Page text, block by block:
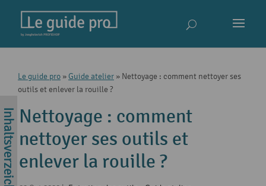
Le guide pro » Guide atelier » Nettoyage : comment nettoyer ses
outils et enlever la rouille ?
Nettoyage : comment
nettoyer ses outils et
enlever la rouille ?